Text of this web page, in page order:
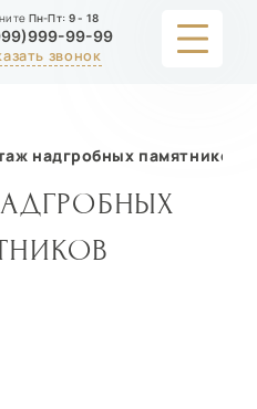
Пн-Пт: 9 - 18
99-99
звонок
надгробных памятников